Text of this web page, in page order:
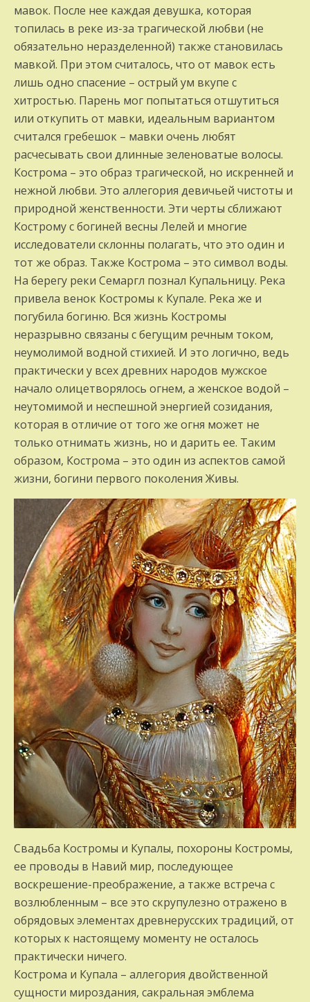
мавок. После нее каждая девушка, которая
топилась в реке из-за трагической любви (не
обязательно неразделенной) также становилась
мавкой. При этом считалось, что от мавок есть
лишь одно спасение – острый ум вкупе с
хитростью. Парень мог попытаться отшутиться
или откупить от мавки, идеальным вариантом
считался гребешок – мавки очень любят
расчесывать свои длинные зеленоватые волосы.
Кострома – это образ трагической, но искренней и
нежной любви. Это аллегория девичьей чистоты и
природной женственности. Эти черты сближают
Кострому с богиней весны Лелей и многие
исследователи склонны полагать, что это один и
тот же образ. Также Кострома – это символ воды.
На берегу реки Семаргл познал Купальницу. Река
привела венок Костромы к Купале. Река же и
погубила богиню. Вся жизнь Костромы
неразрывно связаны с бегущим речным током,
неумолимой водной стихией. И это логично, ведь
практически у всех древних народов мужское
начало олицетворялось огнем, а женское водой –
неутомимой и неспешной энергией созидания,
которая в отличие от того же огня может не
только отнимать жизнь, но и дарить ее. Таким
образом, Кострома – это один из аспектов самой
жизни, богини первого поколения Живы.
Свадьба Костромы и Купалы, похороны Костромы,
ее проводы в Навий мир, последующее
воскрешение-преображение, а также встреча с
возлюбленным – все это скрупулезно отражено в
обрядовых элементах древнерусских традиций, от
которых к настоящему моменту не осталось
практически ничего.
Кострома и Купала – аллегория двойственной
сущности мироздания, сакральная эмблема